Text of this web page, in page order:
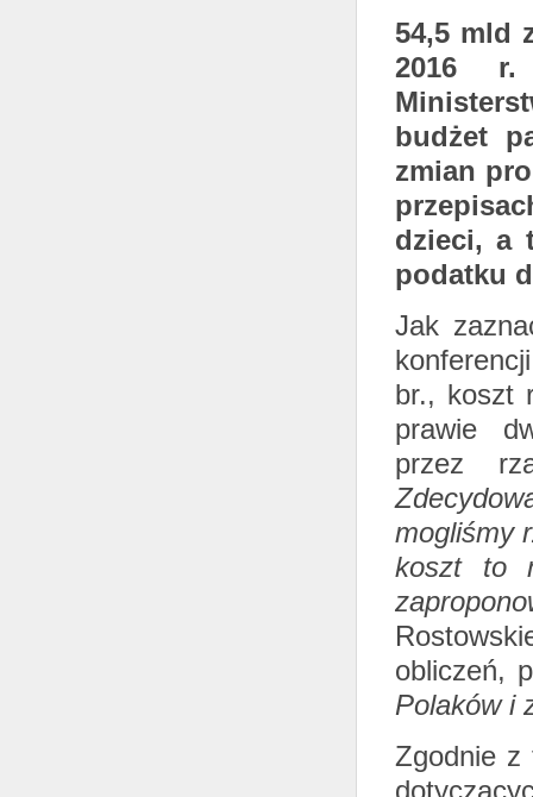
54,5 mld
2016
budżet
zmian
dzieci, a
podatku
Jak
br., koszt
prawie
przez
mogliśmy
koszt to
obliczeń,
Polaków i
Zgodnie z